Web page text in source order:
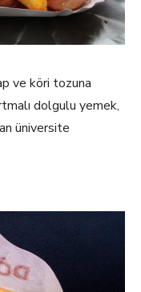
ve köri tozuna
dolgulu yemek,
üniversite